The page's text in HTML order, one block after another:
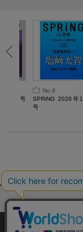
10月号
No.6
SPRiNG 2026年
号
サイトマップ